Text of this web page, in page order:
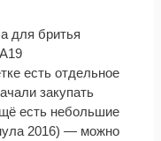
для бритья
есть отдельное
закупать
есть небольшие
2016) — можно